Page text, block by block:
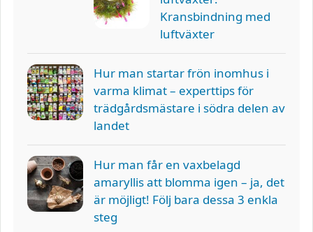
Kransbindning med
luftväxter
Hur man startar frön inomhus i
varma klimat – experttips för
trädgårdsmästare i södra delen av
landet
Hur man får en vaxbelagd
amaryllis att blomma igen – ja, det
är möjligt! Följ bara dessa 3 enkla
steg